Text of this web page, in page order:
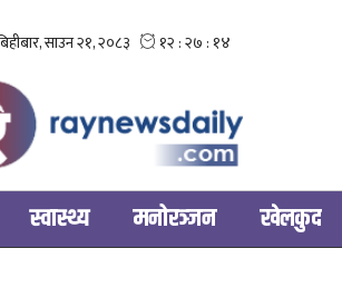
स्वास्थ्य मनोरञ्‍जन खेलकुद